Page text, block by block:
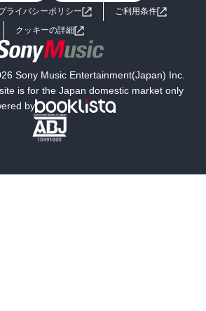
小説
海外小説
SF
文学
ライバシーポリシー
ご利用条件
クッキーの詳細
Sony Music Entertainment(Japan) Inc.
is for the Japan domestic market only
by